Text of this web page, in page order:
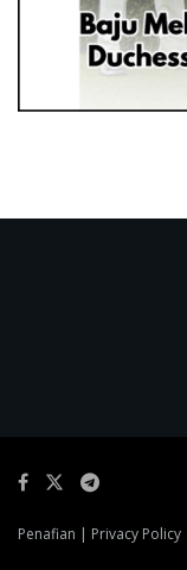
Penafian | Privacy Policy